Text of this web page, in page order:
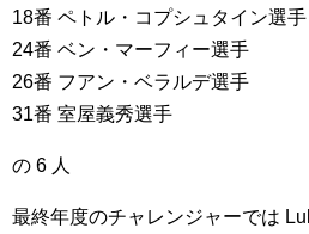
18番 ペトル・コプシュタイン選手
24番 ベン・マーフィー選手
26番 フアン・ベラルデ選手
31番 室屋義秀選手
の 6 人
最終年度のチャレンジャーでは